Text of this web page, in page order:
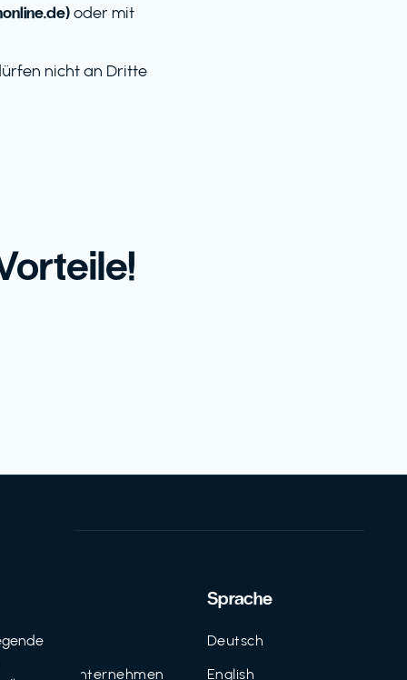
oder mit
nicht an Dritte
Kontakt
FAQ für Unternehmen
Sprache
Deutsch
English